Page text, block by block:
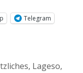
Telegram
, Lageso,